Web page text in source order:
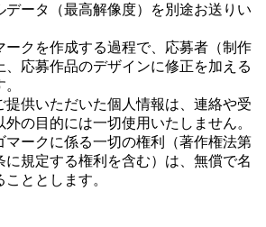
データ（最高解像度）を別途お送りい
ークを作成する過程で、応募者（制作
、応募作品のデザインに修正を加える
提供いただいた個人情報は、連絡や受
外の目的には一切使用いたしません。
マークに係る一切の権利（著作権法第
に規定する権利を含む）は、無償で名
ととします。